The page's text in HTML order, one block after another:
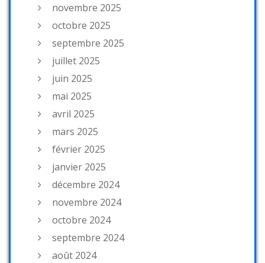
novembre 2025
octobre 2025
septembre 2025
juillet 2025
juin 2025
mai 2025
avril 2025
mars 2025
février 2025
janvier 2025
décembre 2024
novembre 2024
octobre 2024
septembre 2024
août 2024